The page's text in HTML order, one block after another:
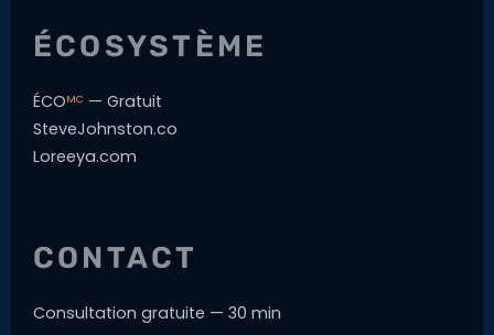
ÉCOSYSTÈME
ÉCOMC — Gratuit
SteveJohnston.co
Loreeya.com
CONTACT
Consultation gratuite — 30 min